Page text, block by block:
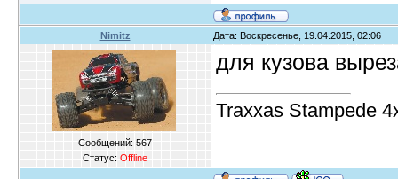
Nimitz Дата: Воскресенье, 19.04.2015, 02:06
Сообщений: 567
Статус: Offline
для кузова
Traxxas Stampede